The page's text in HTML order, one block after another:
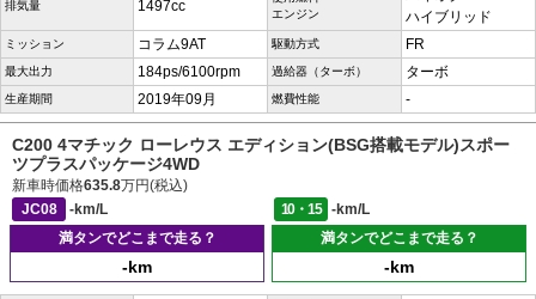
排気量 1497cc
エンジン
ハイブリッド
ミッション コラム9AT 駆動方式 FR
最大出力 184ps/6100rpm 過給器（ターボ） ターボ
生産期間 2019年09月 燃費性能 -
C200 4マチック ローレウス エディション(BSG搭載モデル)スポー
ツプラスパッケージ4WD
新車時価格635.8万円(税込)
JC08
-km/L 10・15
-km/L
満タンでどこまで走る？
-km
満タンでどこまで走る？
-km